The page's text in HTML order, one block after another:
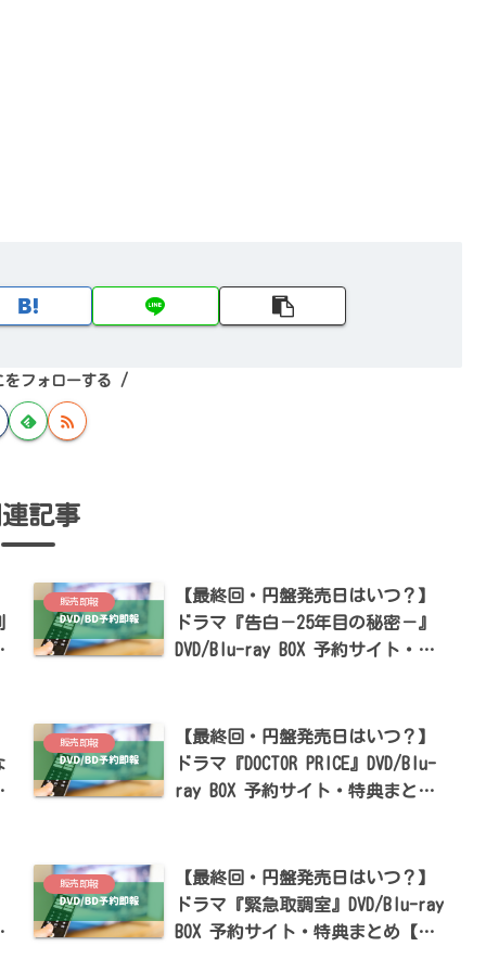
をフォローする
連記事
販売即報
【最終回・円盤発売日はいつ？】
ドラマ『告白－25年目の秘密－』
DVD/Blu-ray BOX 予約サイト・特
販売即報
【最終回・円盤発売日はいつ？】
ドラマ『DOCTOR PRICE』DVD/Blu-
ray BOX 予約サイト・特典まとめ
販売即報
【最終回・円盤発売日はいつ？】
ドラマ『緊急取調室』DVD/Blu-ray
BOX 予約サイト・特典まとめ【天